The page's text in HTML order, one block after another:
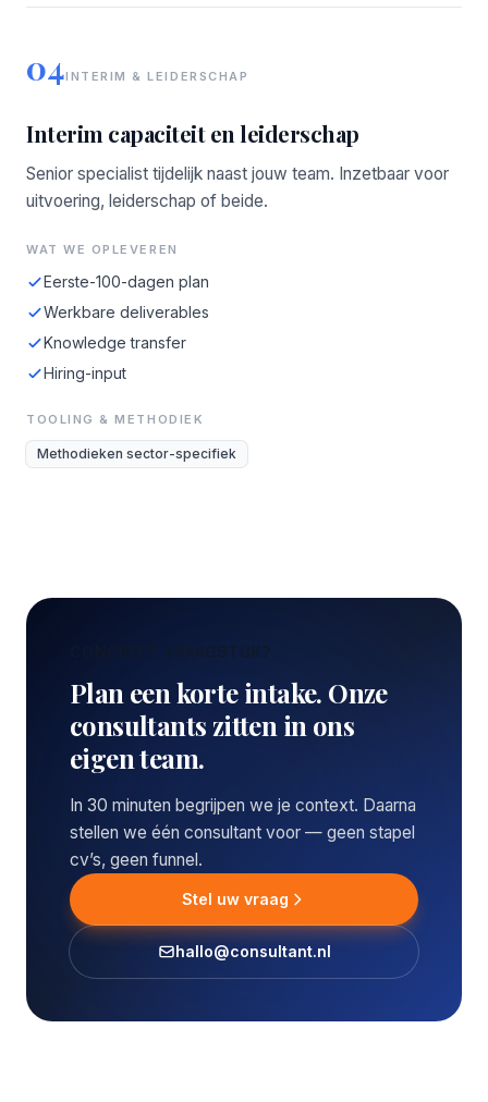
04INTERIM & LEIDERSCHAP
Interim capaciteit en leiderschap
Senior specialist tijdelijk naast jouw team. Inzetbaar voor
uitvoering, leiderschap of beide.
WAT WE OPLEVEREN
Eerste-100-dagen plan
Werkbare deliverables
Knowledge transfer
Hiring-input
TOOLING & METHODIEK
Methodieken sector-specifiek
CONCREET VRAAGSTUK?
Plan een korte intake. Onze
consultants zitten in ons
eigen team.
In 30 minuten begrijpen we je context. Daarna
stellen we één consultant voor — geen stapel
cv’s, geen funnel.
Stel uw vraag
hallo@consultant.nl